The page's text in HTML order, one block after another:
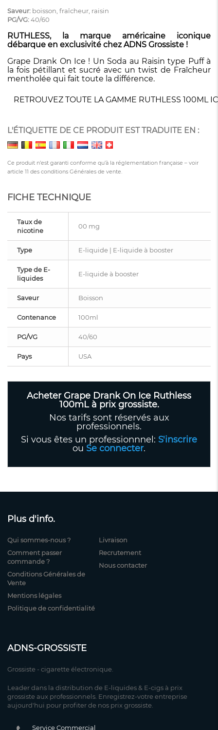
Saveur: boisson, fraîcheur, raisin
PG/VG:40/60
RUTHLESS, la marque américaine iconique
débarque en exclusivité chez ADNS Grossiste !
Grape Drank On Ice ! Un Soda au Raisin type Puff à
la fois pétillant et sucré avec un twist de Fraîcheur
mentholée qui fait toute la différence.
RETROUVEZ TOUTE LA GAMME RUTHLESS 100ML
L'ÉTIQUETTE DE CE PRODUIT EST TRADUITE EN :
Ce produit n’est garanti conforme qu’à la réglementation française – voir
article 11 des conditions Générales de vente.
FICHE TECHNIQUE
Taux de
nicotine
00 mg
Type E-liquide | E-liquide à booster
Type de E-
liquides
E-liquide à booster
Saveur Boisson
Contenance 100ml
PG/VG 40/60
Pays USA
Acheter Grape Drank On Ice Ruthless
100mL à prix grossiste.
Nos tarifs sont réservés aux
professionnels.
Si vous êtes un professionnnel: S'inscrire
ou Se connecter.
Plus d'info.
Qui sommes-nous ?
Comment passer
commande ?
Conditions Générales de
Vente
Mentions légales
Politique de confidentialité
Livraison
Recrutement
Nous contacter
ADNS-GROSSISTE
Grossiste - cigarette électronique.
Leader dans la distribution de E-liquides & E-cigs à prix
grossiste aux professionnels. Enregistrez-votre entreprise
aujourd'hui pour profiter de nos prix grossiste.
Service Commercial